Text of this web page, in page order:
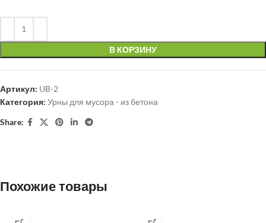
В КОРЗИНУ
Артикул: UB-2
Категория: Урны для мусора - из бетона
Share:
Похожие товары